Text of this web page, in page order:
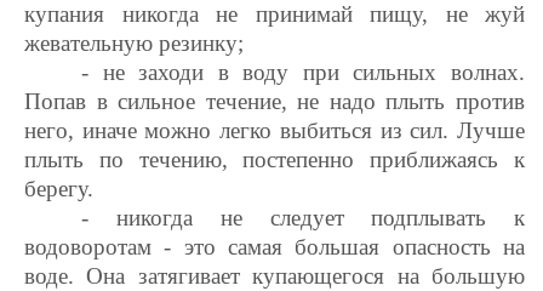
купания никогда не принимай пищу, не жуй
жевательную резинку;
- не заходи в воду при сильных волнах.
Попав в сильное течение, не надо плыть против
него, иначе можно легко выбиться из сил. Лучше
плыть по течению, постепенно приближаясь к
берегу.
- никогда не следует подплывать к
водоворотам - это самая большая опасность на
воде. Она затягивает купающегося на большую